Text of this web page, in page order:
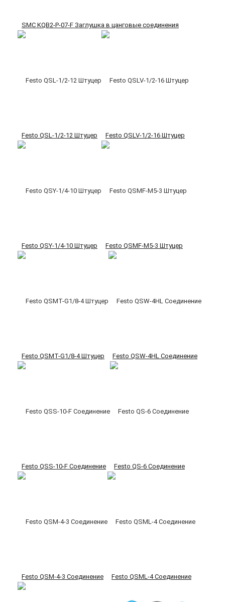
SMC KQB2-P-07-F Заглушка в цанговые соединения
Festo QSL-1/2-12 Штуцер Festo QSLV-1/2-16 Штуцер
Festo QSY-1/4-10 Штуцер Festo QSMF-M5-3 Штуцер
Festo QSMT-G1/8-4 Штуцер Festo QSW-4HL Соединение
Festo QSS-10-F Соединение Festo QS-6 Соединение
Festo QSM-4-3 Соединение Festo QSML-4 Соединение